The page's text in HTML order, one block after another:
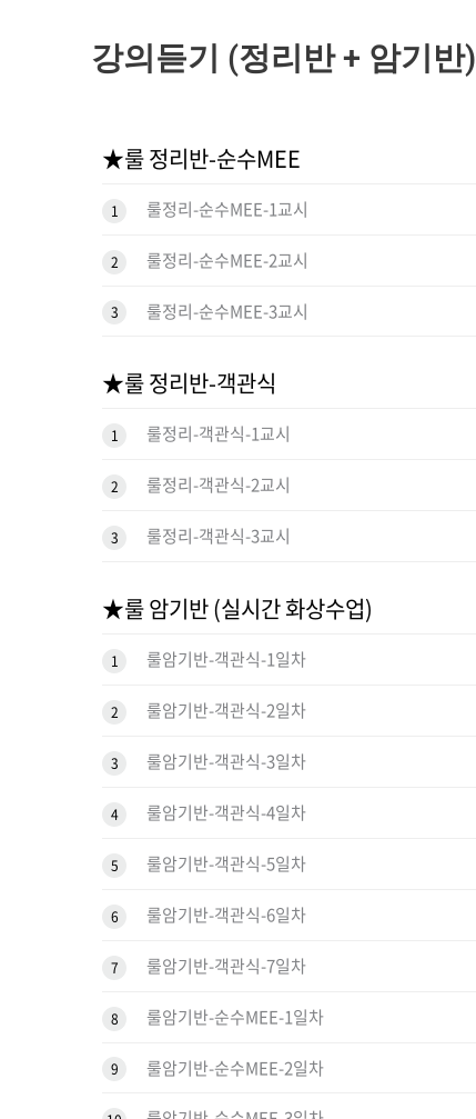
강의듣기 (정리반 + 암기반)
★룰 정리반-순수MEE
1 룰정리-순수MEE-1교시
2 룰정리-순수MEE-2교시
3 룰정리-순수MEE-3교시
★룰 정리반-객관식
1 룰정리-객관식-1교시
2 룰정리-객관식-2교시
3 룰정리-객관식-3교시
★룰 암기반 (실시간 화상수업)
1 룰암기반-객관식-1일차
2 룰암기반-객관식-2일차
3 룰암기반-객관식-3일차
4 룰암기반-객관식-4일차
5 룰암기반-객관식-5일차
6 룰암기반-객관식-6일차
7 룰암기반-객관식-7일차
8 룰암기반-순수MEE-1일차
9 룰암기반-순수MEE-2일차